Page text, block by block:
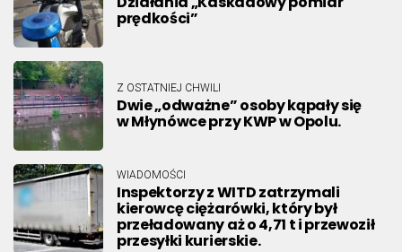
prędkości”
Z OSTATNIEJ CHWILI
Dwie „odważne” osoby kąpały się
w Młynówce przy KWP w Opolu.
WIADOMOŚCI
Inspektorzy z WITD zatrzymali
kierowcę ciężarówki, który był
przeładowany aż o 4,71 t i przewoził
przesyłki kurierskie.